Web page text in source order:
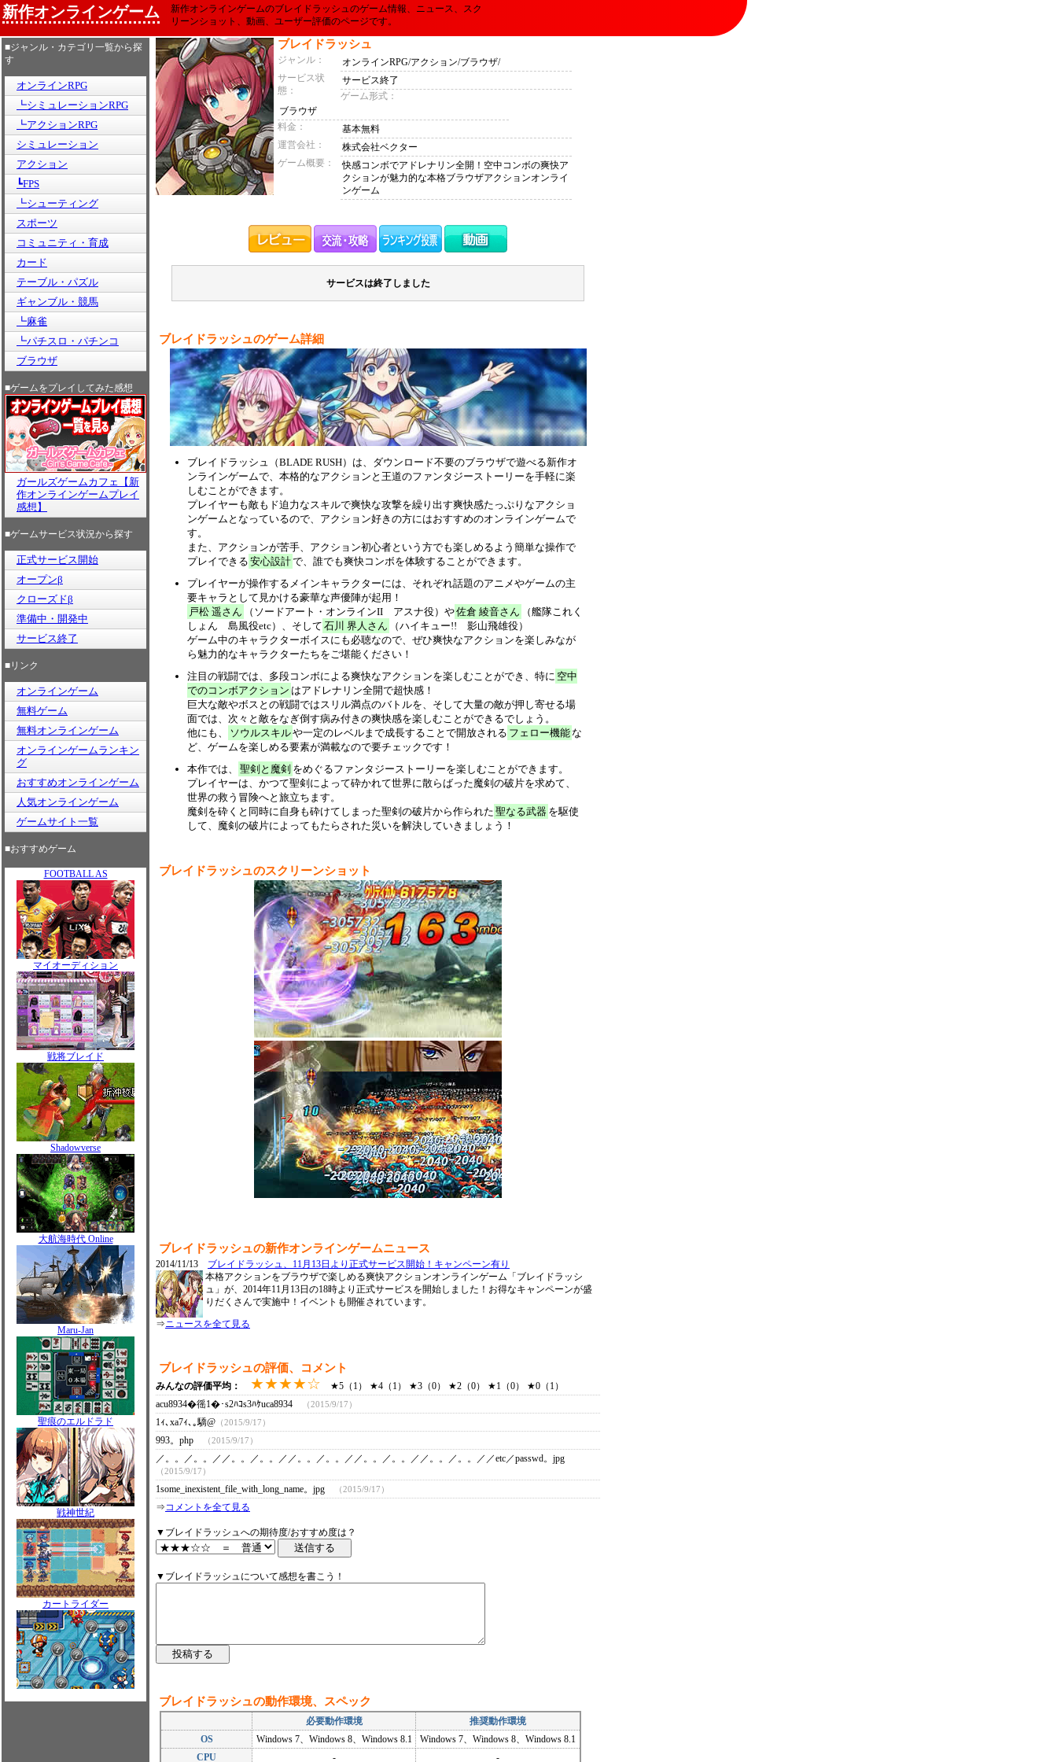
新作オンラインゲーム
新作オンラインゲームのブレイドラッシュのゲーム情報、ニュース、スク
リーンショット、動画、ユーザー評価のページです。
■ジャンル・カテゴリ一覧から探
す
オンラインRPG
┗シミュレーションRPG
┗アクションRPG
シミュレーション
アクション
┗FPS
┗シューティング
スポーツ
コミュニティ・育成
カード
テーブル・パズル
ギャンブル・競馬
┗麻雀
┗パチスロ・パチンコ
ブラウザ
■ゲームをプレイしてみた感想
ガールズゲームカフェ【新
作オンラインゲームプレイ
感想】
■ゲームサービス状況から探す
正式サービス開始
オープンβ
クローズドβ
準備中・開発中
サービス終了
■リンク
オンラインゲーム
無料ゲーム
無料オンラインゲーム
オンラインゲームランキン
グ
おすすめオンラインゲーム
人気オンラインゲーム
ゲームサイト一覧
■おすすめゲーム
FOOTBALL AS
マイオーディション
戦将ブレイド
Shadowverse
大航海時代 Online
Maru-Jan
聖痕のエルドラド
戦神世紀
カートライダー
ブレイドラッシュ
ジャンル：
オンラインRPG/アクション/ブラウザ/
サービス状
態：
サービス終了
ゲーム形式：
ブラウザ
料金：
基本無料
運営会社：
株式会社ベクター
ゲーム概要：
快感コンボでアドレナリン全開！空中コンボの爽快ア
クションが魅力的な本格ブラウザアクションオンライ
ンゲーム
サービスは終了しました
ブレイドラッシュのゲーム詳細
ブレイドラッシュ（BLADE RUSH）は、ダウンロード不要のブラウザで遊べる新作オ
ンラインゲームで、本格的なアクションと王道のファンタジーストーリーを手軽に楽
しむことができます。
プレイヤーも敵もド迫力なスキルで爽快な攻撃を繰り出す爽快感たっぷりなアクショ
ンゲームとなっているので、アクション好きの方にはおすすめのオンラインゲームで
す。
また、アクションが苦手、アクション初心者という方でも楽しめるよう簡単な操作で
プレイできる 安心設計で、誰でも爽快コンボを体験することができます。
プレイヤーが操作するメインキャラクターには、それぞれ話題のアニメやゲームの主
要キャラとして見かける豪華な声優陣が起用！
戸松 遥さん
（ソードアート・オンラインII アスナ役）や佐倉 綾音さん
（艦隊これく
しょん 島風役etc）、そして 石川 界人さん
（ハイキュー!! 影山飛雄役）
ゲーム中のキャラクターボイスにも必聴なので、ぜひ爽快なアクションを楽しみなが
ら魅力的なキャラクターたちをご堪能ください！
注目の戦闘では、多段コンボによる爽快なアクションを楽しむことができ、特に 空中
でのコンボアクション はアドレナリン全開で超快感！
巨大な敵やボスとの戦闘ではスリル満点のバトルを、そして大量の敵が押し寄せる場
面では、次々と敵をなぎ倒す病み付きの爽快感を楽しむことができるでしょう。
他にも、
ソウルスキルや一定のレベルまで成長することで開放される フェロー機能な
ど、ゲームを楽しめる要素が満載なので要チェックです！
本作では、
聖剣と魔剣 をめぐるファンタジーストーリーを楽しむことができます。
プレイヤーは、かつて聖剣によって砕かれて世界に散らばった魔剣の破片を求めて、
世界の救う冒険へと旅立ちます。
魔剣を砕くと同時に自身も砕けてしまった聖剣の破片から作られた 聖なる武器 を駆使
して、魔剣の破片によってもたらされた災いを解決していきましょう！
ブレイドラッシュのスクリーンショット
ブレイドラッシュの新作オンラインゲームニュース
2014/11/13 ブレイドラッシュ、11月13日より正式サービス開始！キャンペーン有り
本格アクションをブラウザで楽しめる爽快アクションオンラインゲーム「ブレイドラッシ
ュ」が、2014年11月13日の18時より正式サービスを開始しました！お得なキャンペーンが盛
りだくさんで実施中！イベントも開催されています。
⇒ニュースを全て見る
ブレイドラッシュの評価、コメント
みんなの評価平均： ★★★★☆ ★5（1） ★4（1） ★3（0） ★2（0） ★1（0） ★0（1）
acu8934�徭1�･s2ﾊｺs3ﾊｹuca8934
（2015/9/17）
1ｨ､xa7ｨ､｡驕@ （2015/9/17）
993。php （2015/9/17）
／。。／。。／／。。／。。／／。。／。。／／。。／。。／／。。／。。／／etc／passwd。jpg
（2015/9/17）
1some_inexistent_file_with_long_name。jpg （2015/9/17）
⇒コメントを全て見る
▼ブレイドラッシュへの期待度/おすすめ度は？
▼ブレイドラッシュについて感想を書こう！
ブレイドラッシュの動作環境、スペック
必要動作環境
推奨動作環境
OS
Windows 7、Windows 8、Windows 8.1
Windows 7、Windows 8、Windows 8.1
CPU
- -